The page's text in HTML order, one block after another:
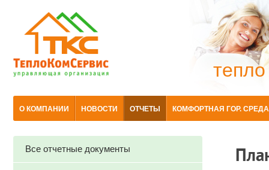
тепло
О КОМПАНИИ НОВОСТИ ОТЧЕТЫ КОМФОРТНАЯ ГОР. СРЕДА
Все отчетные документы